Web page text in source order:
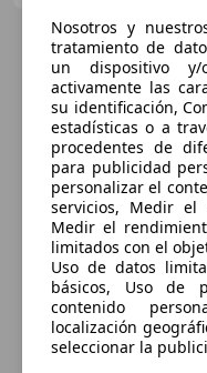
Nosotros y
tratamiento de
un dispositivo
activamente las
su identificación,
estadísticas o a
procedentes de
para publicidad
personalizar el
servicios, Medir
Medir el
limitados con el
Uso de datos
básicos, Uso de
contenido
localización
seleccionar la